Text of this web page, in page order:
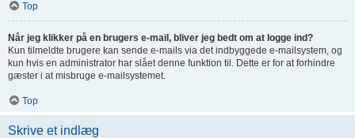
Top
Når jeg klikker på en brugers e-mail, bliver jeg bedt om at logge ind?
Kun tilmeldte brugere kan sende e-mails via det indbyggede e-mailsystem, og
kun hvis en administrator har slået denne funktion til. Dette er for at forhindre
gæster i at misbruge e-mailsystemet.
Top
Skrive et indlæg